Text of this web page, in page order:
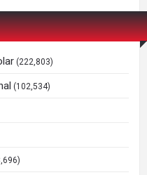
(222,803)
(102,534)